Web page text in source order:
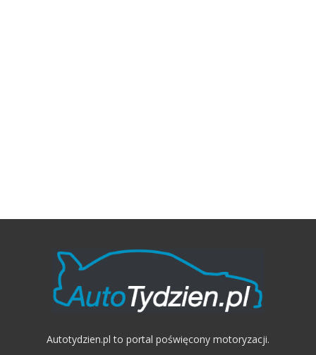
Autotydzien.pl to portal poświęcony motoryzacji.